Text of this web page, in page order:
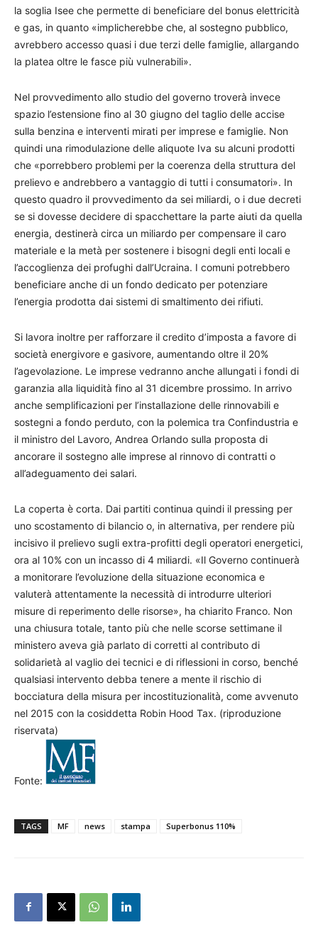
la soglia Isee che permette di beneficiare del bonus elettricità
e gas, in quanto «implicherebbe che, al sostegno pubblico,
avrebbero accesso quasi i due terzi delle famiglie, allargando
la platea oltre le fasce più vulnerabili».
Nel provvedimento allo studio del governo troverà invece
spazio l’estensione fino al 30 giugno del taglio delle accise
sulla benzina e interventi mirati per imprese e famiglie. Non
quindi una rimodulazione delle aliquote Iva su alcuni prodotti
che «porrebbero problemi per la coerenza della struttura del
prelievo e andrebbero a vantaggio di tutti i consumatori». In
questo quadro il provvedimento da sei miliardi, o i due decreti
se si dovesse decidere di spacchettare la parte aiuti da quella
energia, destinerà circa un miliardo per compensare il caro
materiale e la metà per sostenere i bisogni degli enti locali e
l’accoglienza dei profughi dall’Ucraina. I comuni potrebbero
beneficiare anche di un fondo dedicato per potenziare
l’energia prodotta dai sistemi di smaltimento dei rifiuti.
Si lavora inoltre per rafforzare il credito d’imposta a favore di
società energivore e gasivore, aumentando oltre il 20%
l’agevolazione. Le imprese vedranno anche allungati i fondi di
garanzia alla liquidità fino al 31 dicembre prossimo. In arrivo
anche semplificazioni per l’installazione delle rinnovabili e
sostegni a fondo perduto, con la polemica tra Confindustria e
il ministro del Lavoro, Andrea Orlando sulla proposta di
ancorare il sostegno alle imprese al rinnovo di contratti o
all’adeguamento dei salari.
La coperta è corta. Dai partiti continua quindi il pressing per
uno scostamento di bilancio o, in alternativa, per rendere più
incisivo il prelievo sugli extra-profitti degli operatori energetici,
ora al 10% con un incasso di 4 miliardi. «Il Governo continuerà
a monitorare l’evoluzione della situazione economica e
valuterà attentamente la necessità di introdurre ulteriori
misure di reperimento delle risorse», ha chiarito Franco. Non
una chiusura totale, tanto più che nelle scorse settimane il
ministero aveva già parlato di corretti al contributo di
solidarietà al vaglio dei tecnici e di riflessioni in corso, benché
qualsiasi intervento debba tenere a mente il rischio di
bocciatura della misura per incostituzionalità, come avvenuto
nel 2015 con la cosiddetta Robin Hood Tax. (riproduzione
riservata)
Fonte:
TAGS MF news stampa Superbonus 110%